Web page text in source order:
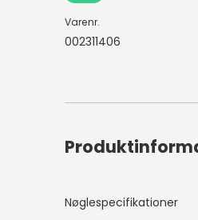
Varenr.
002311406
Nøglespecifikationer